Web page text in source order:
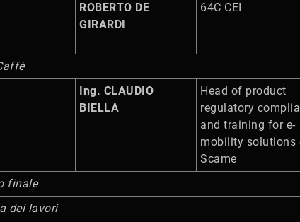
ROBERTO DE
GIRARDI
64C CEI
Ing. CLAUDIO
BIELLA
Head of product
regulatory
and training for e-
mobility solutions
Scame
finale
dei lavori